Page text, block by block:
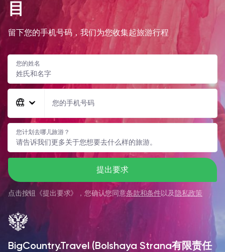
目
留下您的手机号码，我们为您收集起旅游行程
您的姓名
您的手机号码
您计划去哪儿旅游？
提出要求
点击按钮《提出要求》，您确认您同意条款和条件以及 隐私政策
BigCountry.Travel (Bolshaya Strana有限责任